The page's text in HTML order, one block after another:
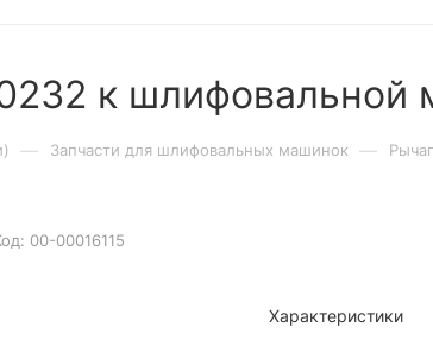
к
— Запчасти для шлифовальных машинок —
00-00016115
Характеристики